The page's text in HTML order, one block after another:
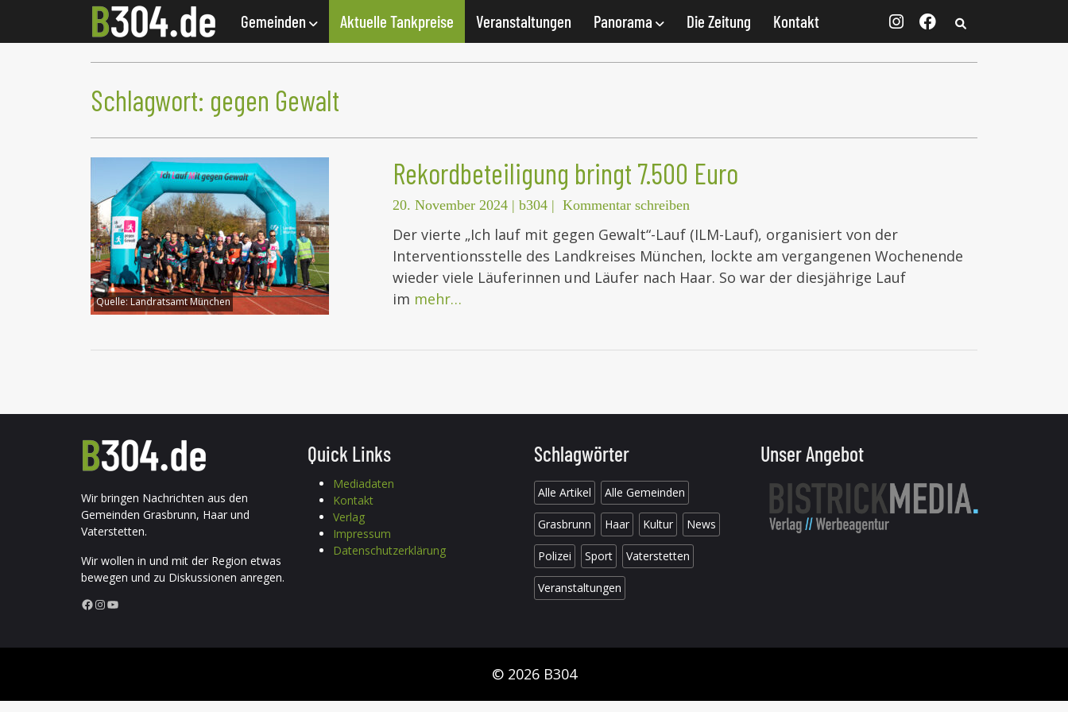
Gemeinden Aktuelle Tankpreise Veranstaltungen Panorama Die Zeitung Kontakt
Schlagwort: gegen Gewalt
Quelle:Landratsamt München
Rekordbeteiligung bringt 7.500 Euro
20. November 2024 | b304 | Kommentar schreiben
Der vierte „Ich lauf mit gegen Gewalt“-Lauf (ILM-Lauf), organisiert von der
Interventionsstelle des Landkreises München, lockte am vergangenen Wochenende
wieder viele Läuferinnen und Läufer nach Haar. So war der diesjährige Lauf
im mehr…
Wir bringen Nachrichten aus den
Gemeinden Grasbrunn, Haar und
Vaterstetten.
Wir wollen in und mit der Region etwas
bewegen und zu Diskussionen anregen.
Facebook InstagramYouTube
Quick Links
Mediadaten
Kontakt
Verlag
Impressum
Datenschutzerklärung
Schlagwörter
Alle Artikel Alle Gemeinden
Grasbrunn Haar Kultur News
Polizei Sport Vaterstetten
Veranstaltungen
Unser Angebot
© 2026 B304